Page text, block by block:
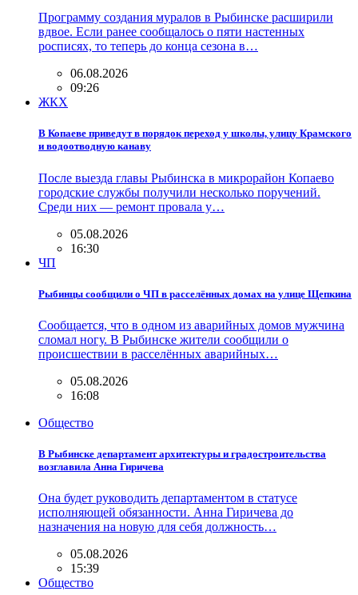
Программу создания муралов в Рыбинске расширили
вдвое. Если ранее сообщалось о пяти настенных
росписях, то теперь до конца сезона в…
06.08.2026
09:26
ЖКХ
В Копаеве приведут в порядок переход у школы, улицу Крамского
и водоотводную канаву
После выезда главы Рыбинска в микрорайон Копаево
городские службы получили несколько поручений.
Среди них — ремонт провала у…
05.08.2026
16:30
ЧП
Рыбинцы сообщили о ЧП в расселённых домах на улице Щепкина
Сообщается, что в одном из аварийных домов мужчина
сломал ногу. В Рыбинске жители сообщили о
происшествии в расселённых аварийных…
05.08.2026
16:08
Общество
В Рыбинске департамент архитектуры и градостроительства
возглавила Анна Гиричева
Она будет руководить департаментом в статусе
исполняющей обязанности. Анна Гиричева до
назначения на новую для себя должность…
05.08.2026
15:39
Общество